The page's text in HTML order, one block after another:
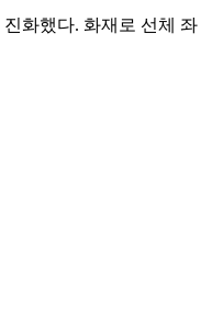
화했다. 화재로 선체 좌